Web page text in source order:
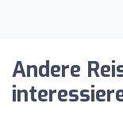
Andere